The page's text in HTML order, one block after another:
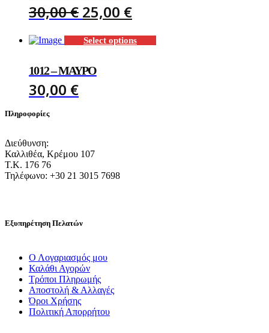
30,00€ ORIGINAL
PRICE
WAS:
30,00 €.
25,00 €CURRENT
PRICE
IS:
Select options
1012 – ΜΑΎΡΟ
30,00 €
Πληροφορίες
Διεύθυνση:
Καλλιθέα, Κρέμου 107
Τ.Κ. 176 76
Τηλέφωνο: +30 21 3015 7698
Εξυπηρέτηση Πελατών
Ο Λογαριασμός μου
Καλάθι Αγορών
Τρόποι Πληρωμής
Αποστολή & Αλλαγές
Όροι Χρήσης
Πολιτική Απορρήτου